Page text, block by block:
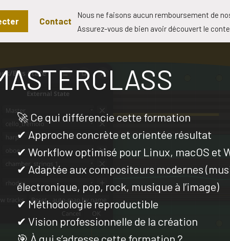
Contact
Nous ne faisons aucun remboursement de
Assurez-vous de bien avoir découvert le
🚀 Ce qui différencie cette formation
✔ Approche concrète et orientée résultat
✔ Workflow optimisé pour Linux, macOS et
✔ Adaptée aux compositeurs modernes
électronique, pop, rock, musique à l’image)
✔ Méthodologie reproductible
✔ Vision professionnelle de la création